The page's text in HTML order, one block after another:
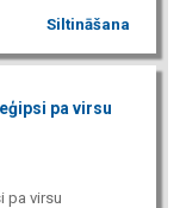
Siltināšana
pa virsu
pa virsu